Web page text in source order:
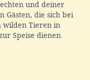
und deiner
Gästen, die sich bei
wilden Tieren in
Speise dienen.